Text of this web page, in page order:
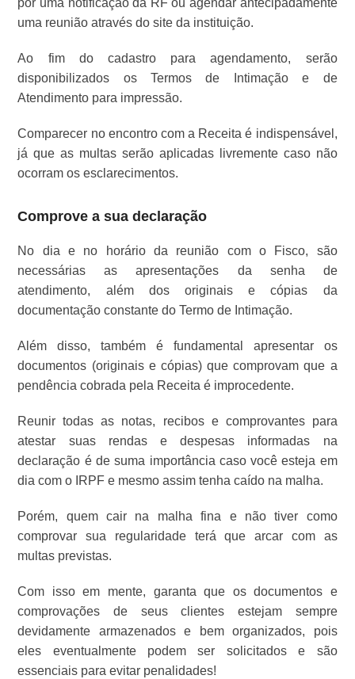
por uma notificação da RF ou agendar antecipadamente
uma reunião através do site da instituição.
Ao fim do cadastro para agendamento, serão
disponibilizados os Termos de Intimação e de
Atendimento para impressão.
Comparecer no encontro com a Receita é indispensável,
já que as multas serão aplicadas livremente caso não
ocorram os esclarecimentos.
Comprove a sua declaração
No dia e no horário da reunião com o Fisco, são
necessárias as apresentações da senha de
atendimento, além dos originais e cópias da
documentação constante do Termo de Intimação.
Além disso, também é fundamental apresentar os
documentos (originais e cópias) que comprovam que a
pendência cobrada pela Receita é improcedente.
Reunir todas as notas, recibos e comprovantes para
atestar suas rendas e despesas informadas na
declaração é de suma importância caso você esteja em
dia com o IRPF e mesmo assim tenha caído na malha.
Porém, quem cair na malha fina e não tiver como
comprovar sua regularidade terá que arcar com as
multas previstas.
Com isso em mente, garanta que os documentos e
comprovações de seus clientes estejam sempre
devidamente armazenados e bem organizados, pois
eles eventualmente podem ser solicitados e são
essenciais para evitar penalidades!